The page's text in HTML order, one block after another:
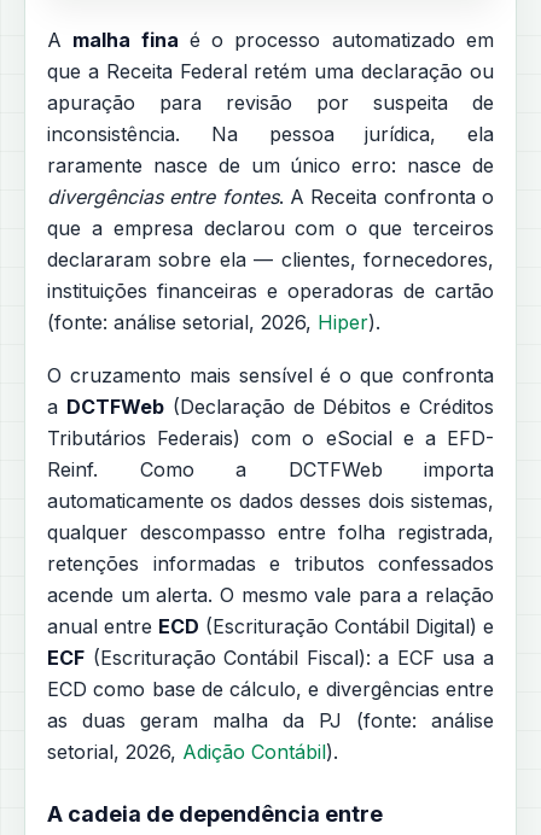
A malha fina é o processo automatizado em
que a Receita Federal retém uma declaração ou
apuração para revisão por suspeita de
inconsistência. Na pessoa jurídica, ela
raramente nasce de um único erro: nasce de
divergências entre fontes. A Receita confronta o
que a empresa declarou com o que terceiros
declararam sobre ela — clientes, fornecedores,
instituições financeiras e operadoras de cartão
(fonte: análise setorial, 2026, Hiper).
O cruzamento mais sensível é o que confronta
a DCTFWeb(Declaração de Débitos e Créditos
Tributários Federais) com o eSocial e a EFD-
Reinf. Como a DCTFWeb importa
automaticamente os dados desses dois sistemas,
qualquer descompasso entre folha registrada,
retenções informadas e tributos confessados
acende um alerta. O mesmo vale para a relação
anual entre ECD (Escrituração Contábil Digital) e
ECF (Escrituração Contábil Fiscal): a ECF usa a
ECD como base de cálculo, e divergências entre
as duas geram malha da PJ (fonte: análise
setorial, 2026, Adição Contábil).
A cadeia de dependência entre